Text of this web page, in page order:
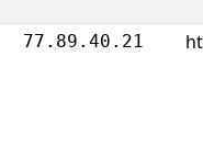
77.89.40.21